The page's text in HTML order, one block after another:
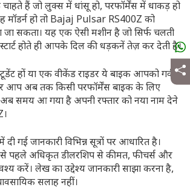
हैं जो लुक्स में धांसू हो, परफॉर्मेंस में धाकड़ हो
मॉडर्न हो तो Bajaj Pulsar RS400Z को
सकता। यह एक ऐसी मशीन है जो सिर्फ चलती
स्टार्ट होते ही आपके दिल की धड़कनें तेज़ कर देती है।
हों या एक वीकेंड राइडर ये बाइक आपको गर्व
आप अब तक किसी परफॉर्मेंस बाइक के लिए
समय आ गया है अपनी रफ्तार को नया नाम देने
गई जानकारी विभिन्न सूत्रों पर आधारित है।
पहले अधिकृत डीलरशिप से कीमत, फीचर्स और
करें। लेख का उद्देश्य जानकारी साझा करना है,
सलाह नहीं।